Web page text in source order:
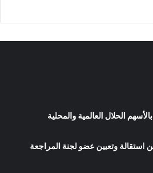
الحلال العالمية والمحلية
استقالة وتعيين عضو لجنة المراجعة